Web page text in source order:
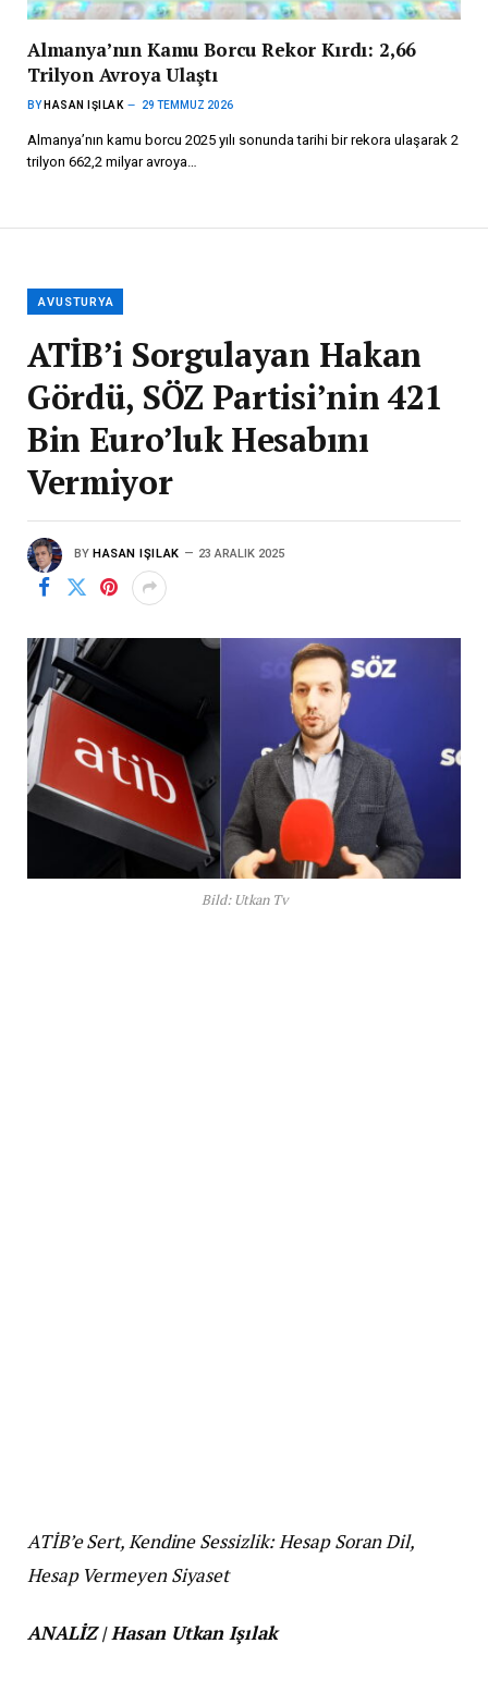
Almanya’nın Kamu Borcu Rekor Kırdı: 2,66
Trilyon Avroya Ulaştı
BY HASAN IŞILAK 29 TEMMUZ 2026
Almanya’nın kamu borcu 2025 yılı sonunda tarihi bir rekora ulaşarak 2
trilyon 662,2 milyar avroya…
AVUSTURYA
ATİB’i Sorgulayan Hakan
Gördü, SÖZ Partisi’nin 421
Bin Euro’luk Hesabını
Vermiyor
BY HASAN IŞILAK 23 ARALIK 2025
Bild: Utkan Tv
ATİB’e Sert, Kendine Sessizlik: Hesap Soran Dil,
Hesap Vermeyen Siyaset
ANALİZ | Hasan Utkan Işılak